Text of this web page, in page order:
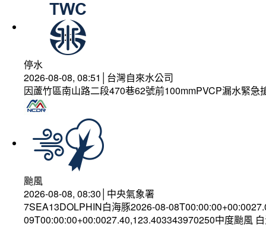
停水
2026-08-08, 08:51│台灣自來水公司
因蘆竹區南山路二段470巷62號前100mmPVCP漏水緊急
颱風
2026-08-08, 08:30│中央氣象署
7SEA13DOLPHIN白海豚2026-08-
09T00:00:00+00:0027.40,123.403343970250中度颱風